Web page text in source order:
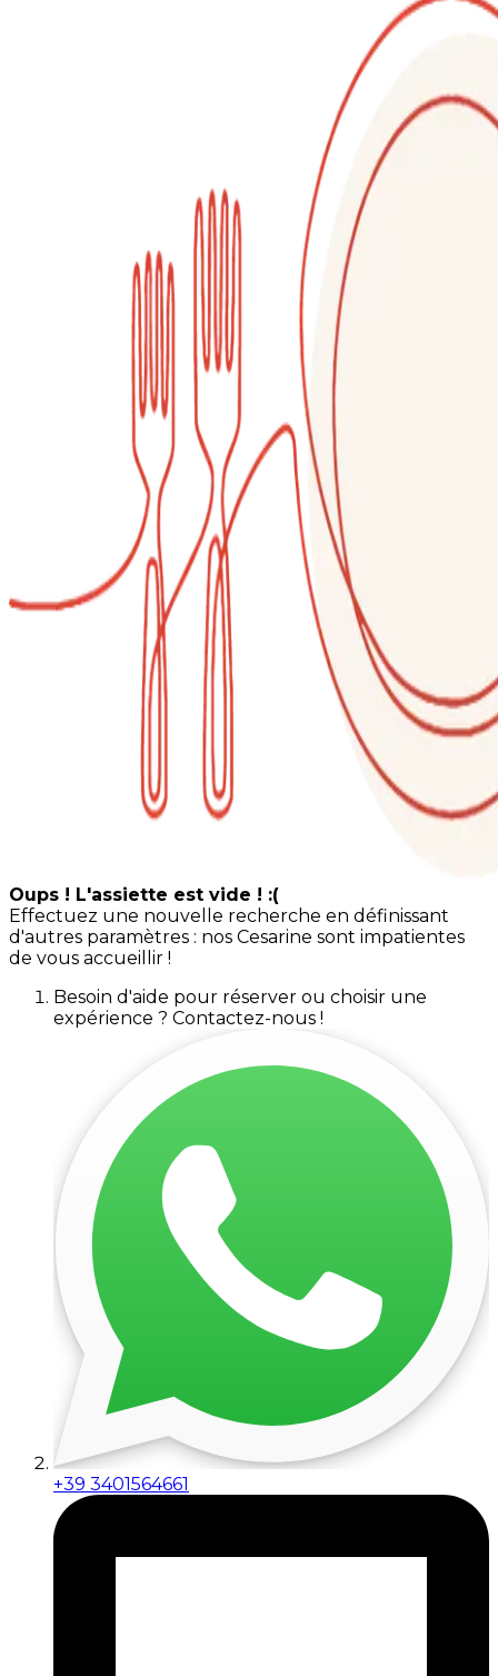
Oups ! L'assiette est vide ! :(
Effectuez une nouvelle recherche en définissant
d'autres paramètres : nos Cesarine sont impatientes
de vous accueillir !
Besoin d'aide pour réserver ou choisir une
expérience ? Contactez-nous !
+39 3401564661